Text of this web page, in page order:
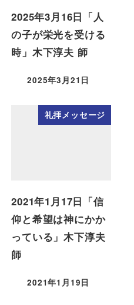
2025年3月16日「人
の子が栄光を受ける
時」木下淳夫 師
2025年3月21日
礼拝メッセージ
2021年1月17日「信
仰と希望は神にかか
っている」木下淳夫
師
2021年1月19日